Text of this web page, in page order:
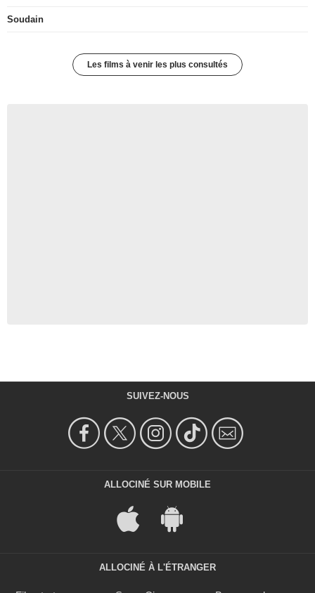
Soudain
Les films à venir les plus consultés
SUIVEZ-NOUS
ALLOCINÉ SUR MOBILE
ALLOCINÉ À L'ÉTRANGER